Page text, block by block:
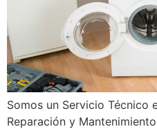
Somos un Servicio Técnico
Reparación y